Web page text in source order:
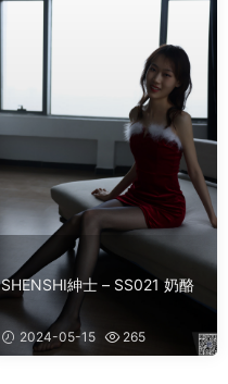
SHENSHI紳士 – SS021 奶酪
2024-05-15 265